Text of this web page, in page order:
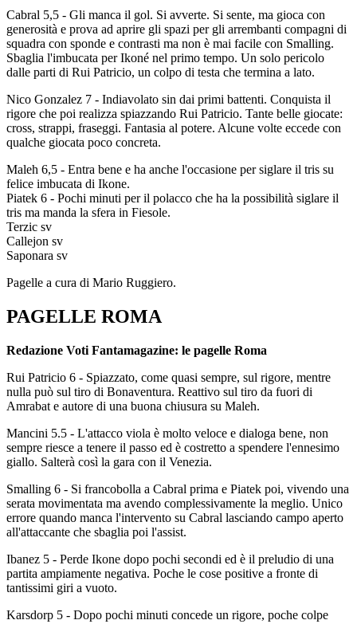
Cabral 5,5 - Gli manca il gol. Si avverte. Si sente, ma gioca con
generosità e prova ad aprire gli spazi per gli arrembanti compagni di
squadra con sponde e contrasti ma non è mai facile con Smalling.
Sbaglia l'imbucata per Ikoné nel primo tempo. Un solo pericolo
dalle parti di Rui Patricio, un colpo di testa che termina a lato.
Nico Gonzalez 7 - Indiavolato sin dai primi battenti. Conquista il
rigore che poi realizza spiazzando Rui Patricio. Tante belle giocate:
cross, strappi, fraseggi. Fantasia al potere. Alcune volte eccede con
qualche giocata poco concreta.
Maleh 6,5 - Entra bene e ha anche l'occasione per siglare il tris su
felice imbucata di Ikone.
Piatek 6 - Pochi minuti per il polacco che ha la possibilità siglare il
tris ma manda la sfera in Fiesole.
Terzic sv
Callejon sv
Saponara sv
Pagelle a cura di Mario Ruggiero.
PAGELLE ROMA
Redazione Voti Fantamagazine: le pagelle Roma
Rui Patricio 6 - Spiazzato, come quasi sempre, sul rigore, mentre
nulla può sul tiro di Bonaventura. Reattivo sul tiro da fuori di
Amrabat e autore di una buona chiusura su Maleh.
Mancini 5.5 - L'attacco viola è molto veloce e dialoga bene, non
sempre riesce a tenere il passo ed è costretto a spendere l'ennesimo
giallo. Salterà così la gara con il Venezia.
Smalling 6 - Si francobolla a Cabral prima e Piatek poi, vivendo una
serata movimentata ma avendo complessivamente la meglio. Unico
errore quando manca l'intervento su Cabral lasciando campo aperto
all'attaccante che sbaglia poi l'assist.
Ibanez 5 - Perde Ikone dopo pochi secondi ed è il preludio di una
partita ampiamente negativa. Poche le cose positive a fronte di
tantissimi giri a vuoto.
Karsdorp 5 - Dopo pochi minuti concede un rigore, poche colpe